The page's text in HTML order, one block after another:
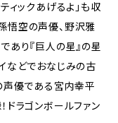
ィックあげるよ」も収
悟空の声優、野沢雅
あり『巨人の星』の星
などでおなじみの古
声優である宮内幸平
ドラゴンボールファン